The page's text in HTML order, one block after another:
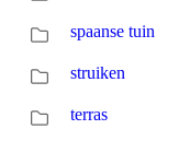
spaanse tuin
struiken
terras